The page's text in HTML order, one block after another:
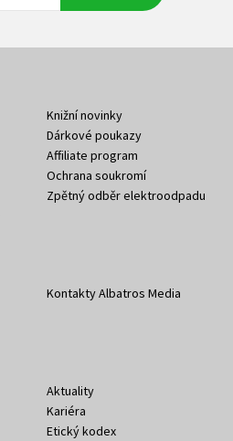
Knižní novinky
Dárkové poukazy
Affiliate program
Ochrana soukromí
Zpětný odběr elektroodpadu
Kontakty Albatros Media
Aktuality
Kariéra
Etický kodex